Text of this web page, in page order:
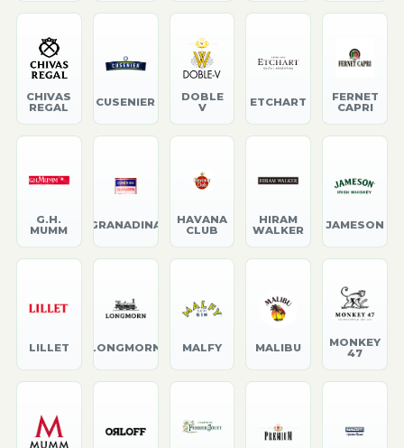
CHIVAS
REGAL
CUSENIER
DOBLE
V
ETCHART
FERNET
CAPRI
G.H.
MUMM
GRANADINA
HAVANA
CLUB
HIRAM
WALKER
JAMESON
LILLET LONGMORN MALFY MALIBU
MONKEY
47